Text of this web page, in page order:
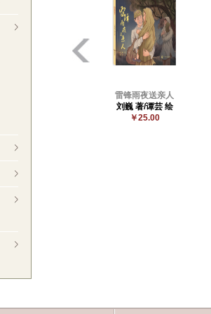
雷锋雨夜送亲人
刘巍 著/谭芸 绘
￥25.00